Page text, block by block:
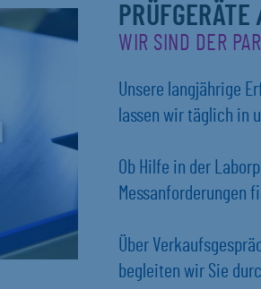
WIR SIND DER
Unsere langjährige
lassen wir täglich in
Ob Hilfe in der
Messanforderungen
Über
begleiten wir Sie